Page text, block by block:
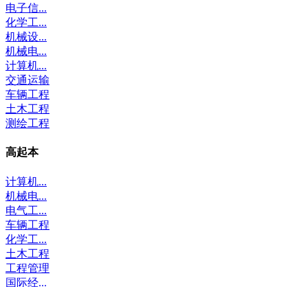
电子信...
化学工...
机械设...
机械电...
计算机...
交通运输
车辆工程
土木工程
测绘工程
高起本
计算机...
机械电...
电气工...
车辆工程
化学工...
土木工程
工程管理
国际经...